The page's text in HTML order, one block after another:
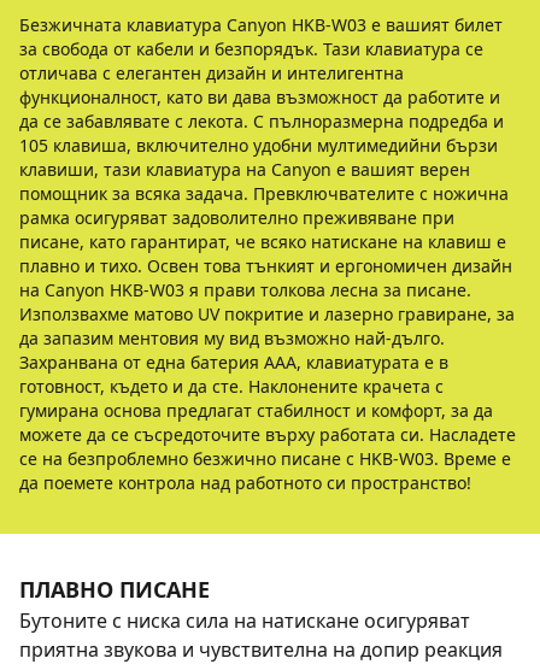
Безжичната клавиатура Canyon HKB-W03 е вашият билет
за свобода от кабели и безпорядък. Тази клавиатура се
отличава с елегантен дизайн и интелигентна
функционалност, като ви дава възможност да работите и
да се забавлявате с лекота. С пълноразмерна подредба и
105 клавиша, включително удобни мултимедийни бързи
клавиши, тази клавиатура на Canyon е вашият верен
помощник за всяка задача. Превключвателите с ножична
рамка осигуряват задоволително преживяване при
писане, като гарантират, че всяко натискане на клавиш е
плавно и тихо. Освен това тънкият и ергономичен дизайн
на Canyon HKB-W03 я прави толкова лесна за писане.
Използвахме матово UV покритие и лазерно гравиране, за
да запазим ментовия му вид възможно най-дълго.
Захранвана от една батерия ААА, клавиатурата е в
готовност, където и да сте. Наклонените крачета с
гумирана основа предлагат стабилност и комфорт, за да
можете да се съсредоточите върху работата си. Насладете
се на безпроблемно безжично писане с HKB-W03. Време е
да поемете контрола над работното си пространство!
ПЛАВНО ПИСАНЕ
Бутоните с ниска сила на натискане осигуряват
приятна звукова и чувствителна на допир реакция